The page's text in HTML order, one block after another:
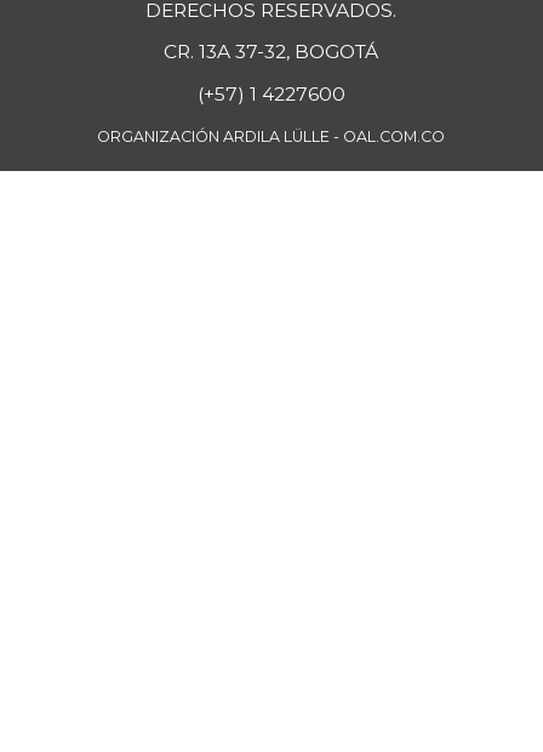
DERECHOS RESERVADOS.
CR. 13A 37-32, BOGOTÁ
(+57) 1 4227600
ORGANIZACIÓN ARDILA LÜLLE - OAL.COM.CO